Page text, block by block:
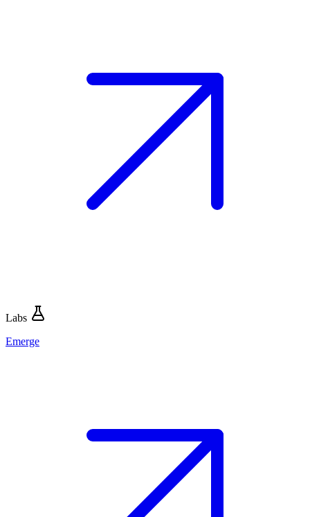
Labs
Emerge